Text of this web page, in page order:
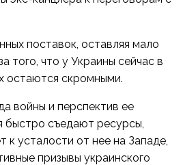
поставок, оставляя мало
того, что у Украины сейчас в
остаются скромными.
войны и перспектив ее
быстро съедают ресурсы,
к усталости от нее на Западе,
призывы украинского